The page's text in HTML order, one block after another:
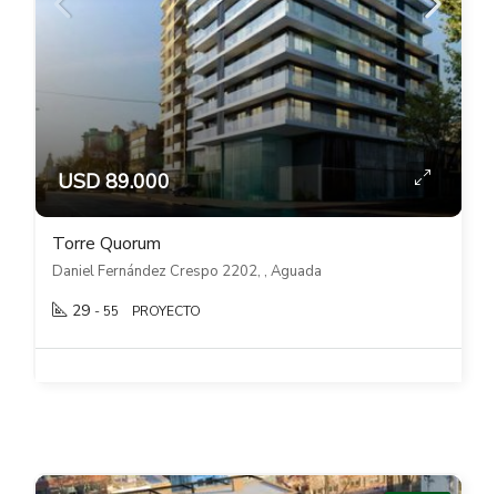
USD 89.000
Torre Quorum
Daniel Fernández Crespo 2202, , Aguada
29 - 55 PROYECTO